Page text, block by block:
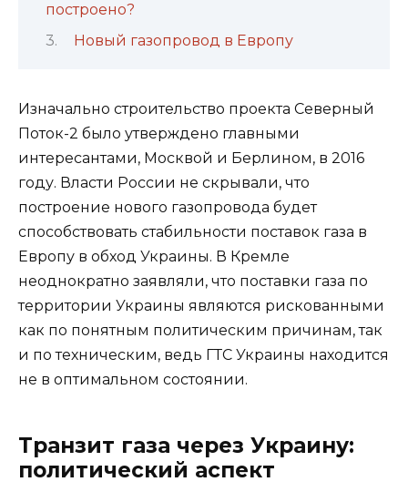
построено?
Новый газопровод в Европу
Изначально строительство проекта Северный
Поток-2 было утверждено главными
интересантами, Москвой и Берлином, в 2016
году. Власти России не скрывали, что
построение нового газопровода будет
способствовать стабильности поставок газа в
Европу в обход Украины. В Кремле
неоднократно заявляли, что поставки газа по
территории Украины являются рискованными
как по понятным политическим причинам, так
и по техническим, ведь ГТС Украины находится
не в оптимальном состоянии.
Транзит газа через Украину:
политический аспект